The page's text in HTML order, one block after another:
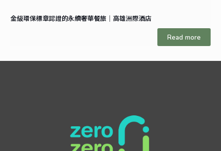
金級環保標章認證的永續奢華餐旅｜高雄洲際酒店
Read more